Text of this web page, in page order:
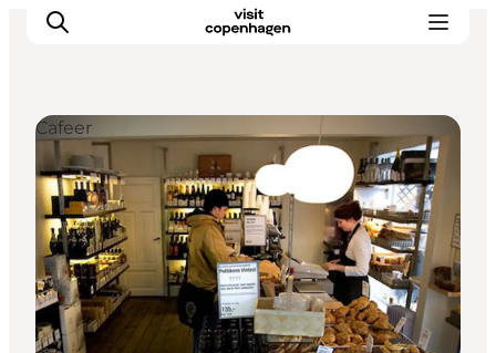
This is Copenhagen
Aktiviteter
Spis & drik
Områder
Planlæg din tur
CopenPay
Cafeer